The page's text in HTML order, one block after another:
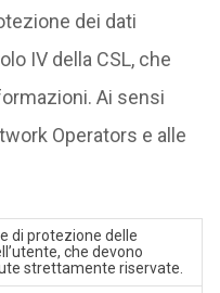
dei dati
IV della CSL, che
Ai sensi
Operators e alle
di protezione delle
che devono
strettamente riservate.